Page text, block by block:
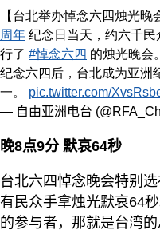
【台北举办悼念六四烛光晚
周年 纪念日当天，约六千
行了 #悼念六四 的烛光晚会
纪念六四后，台北成为亚洲
一。 pic.twitter.com/
— 自由亚洲电台
晚8点9分 默哀64秒
台北六四悼念晚会特别
有民众手拿烛光默哀64
的参与者，那就是台湾